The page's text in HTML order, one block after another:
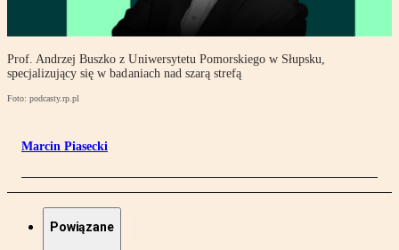
Prof. Andrzej Buszko z Uniwersytetu Pomorskiego w Słupsku,
specjalizujący się w badaniach nad szarą strefą
Foto: podcasty.rp.pl
Marcin Piasecki
Powiązane